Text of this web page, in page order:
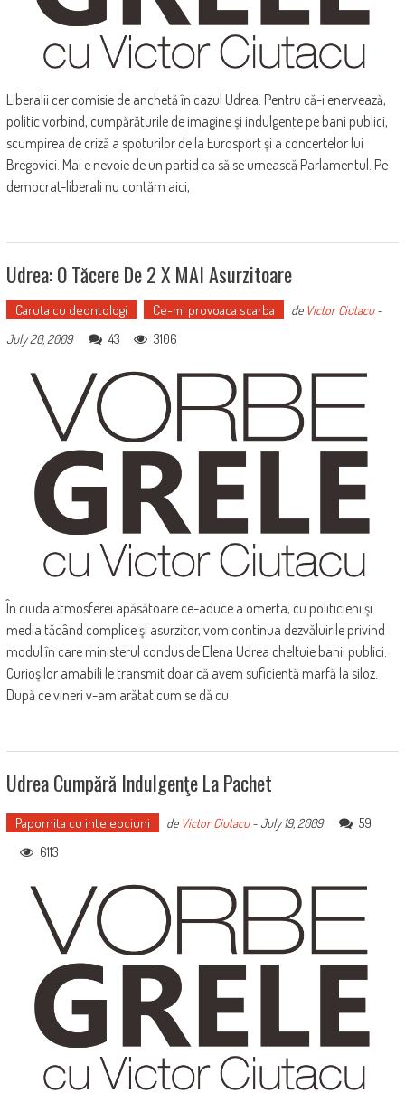
Liberalii cer comisie de anchetă în cazul Udrea. Pentru că-i enervează,
politic vorbind, cumpărăturile de imagine şi indulgenţe pe bani publici,
scumpirea de criză a spoturilor de la Eurosport şi a concertelor lui
Bregovici. Mai e nevoie de un partid ca să se urnească Parlamentul. Pe
democrat-liberali nu contăm aici,
Udrea: O Tăcere De 2 X MAI Asurzitoare
Caruta cu deontologi Ce-mi provoaca scarba de Victor Ciutacu-
July 20, 2009
43 3106
În ciuda atmosferei apăsătoare ce-aduce a omerta, cu politicieni şi
media tăcând complice şi asurzitor, vom continua dezvăluirile privind
modul în care ministerul condus de Elena Udrea cheltuie banii publici.
Curioşilor amabili le transmit doar că avem suficientă marfă la siloz.
După ce vineri v-am arătat cum se dă cu
Udrea Cumpără Indulgenţe La Pachet
Papornita cu intelepciuni de Victor Ciutacu-July 19, 2009
59
6113